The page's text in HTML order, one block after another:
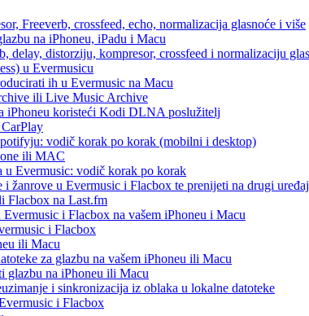
Freeverb, crossfeed, echo, normalizacija glasnoće i više
na iPhoneu, iPadu i Macu
distorziju, kompresor, crossfeed i normalizaciju
u Evermusicu
ih u Evermusic na Macu
ili Live Music Archive
iPhoneu koristeći Kodi DLNA poslužitelj
vodič korak po korak (mobilni i desktop)
ili MAC
Evermusic: vodič korak po korak
žanrove u Evermusic i Flacbox te prenijeti na drugi uređaj
Flacbox na Last.fm
i Flacbox na vašem iPhoneu i Macu
i Flacbox
ili Macu
za glazbu na vašem iPhoneu ili Macu
glazbu na iPhoneu ili Macu
i sinkronizacija iz oblaka u lokalne datoteke
i Flacbox